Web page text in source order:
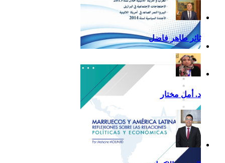
تقرير أمريكا اللاتينية لسنة
2013
ثائر طاهر فاضل
د. أمل مختار